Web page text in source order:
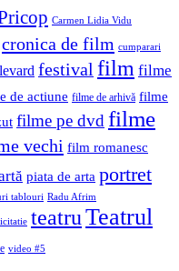
Carmen Lidia Vidu
cronica de film cumparari
festival film filme
de actiune filme de arhivă filme
filme pe dvd filme
vechi film romanesc
piata de arta portret
tablouri Radu Afrim
teatruTeatrul
video #5